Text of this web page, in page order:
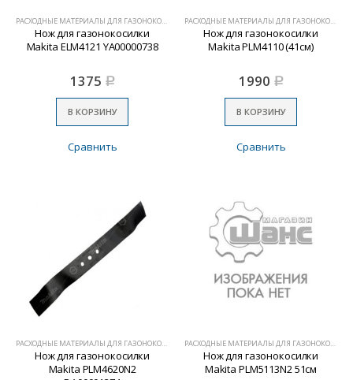
РАСХОДНЫЕ МАТЕРИАЛЫ ДЛЯ ГАЗОНОКОСИЛОК
Нож для газонокосилки
Makita ELM4121 YA00000738
1375 Р
В КОРЗИНУ
Сравнить
РАСХОДНЫЕ МАТЕРИАЛЫ ДЛЯ ГАЗОНОКОСИЛОК
Нож для газонокосилки
Makita PLM4110 (41см)
1990 Р
В КОРЗИНУ
Сравнить
РАСХОДНЫЕ МАТЕРИАЛЫ ДЛЯ ГАЗОНОКОСИЛОК
Нож для газонокосилки
Makita PLM4620N2
РАСХОДНЫЕ МАТЕРИАЛЫ ДЛЯ ГАЗОНОКОСИЛОК
Нож для газонокосилки
Makita PLM5113N2 51см